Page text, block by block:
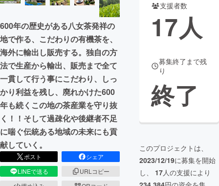
600年の歴史がある八女茶発祥の
地で作る、こだわりの有機茶を、
海外に輸出し販売する。独自の方
法で生産から輸出、販売まで全て
一貫して行う事にこだわり、しっ
かり利益を残し、廃れかけた600
年も続くこの地の茶産業を守り抜
く！！そして過疎化や後継者不足
に喘ぐ伝統ある地域の未来にも貢
献していく。
ポスト
シェア
LINEで送る
URLコピー
支援者数
17人
募集終了まで残
り
終了
このプロジェクトは、
2023/12/19に募集を開始
し、 17人の支援により